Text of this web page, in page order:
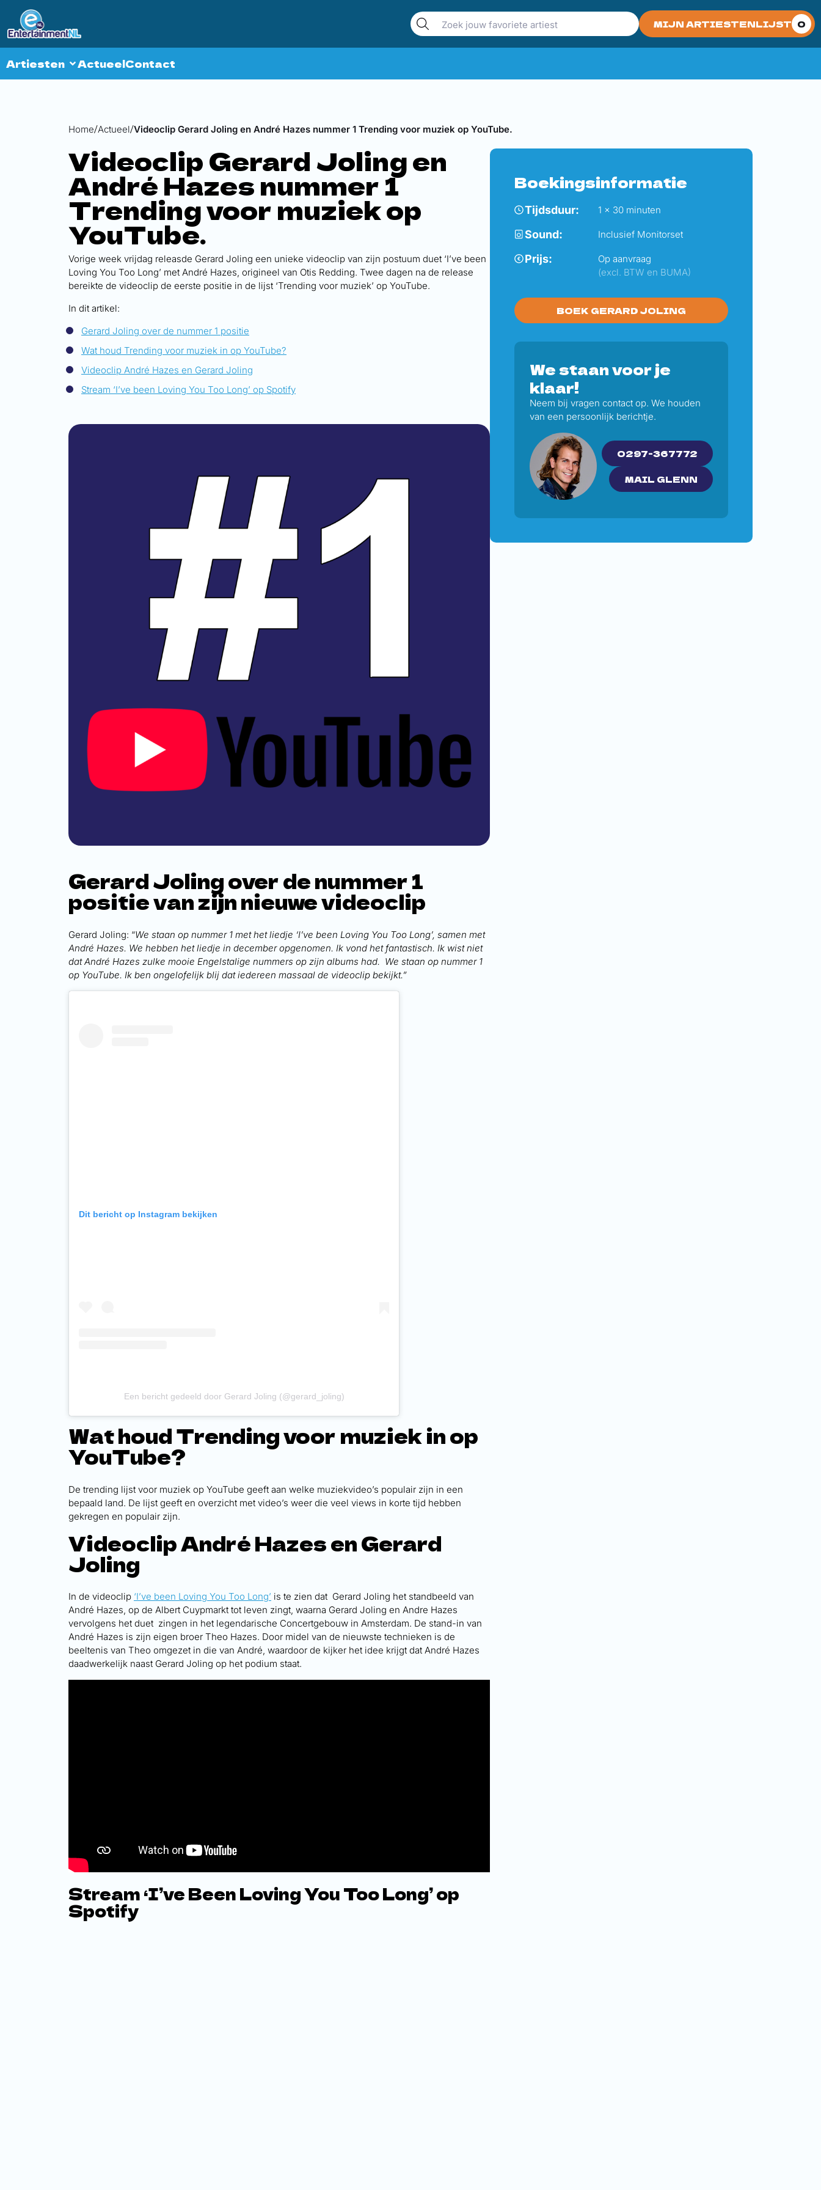
MIJN ARTIESTENLIJST 0
Artiesten ActueelContact
Home Actueel Videoclip Gerard Joling en André Hazes nummer 1 Trending voor muziek op YouTube.
Videoclip Gerard Joling en
André Hazes nummer 1
Trending voor muziek op
YouTube.
Vorige week vrijdag releasde Gerard Joling een unieke videoclip van zijn postuum duet ‘I’ve been
Loving You Too Long’ met André Hazes, origineel van Otis Redding. Twee dagen na de release
bereikte de videoclip de eerste positie in de lijst ‘Trending voor muziek’ op YouTube.
In dit artikel:
Gerard Joling over de nummer 1 positie
Wat houd Trending voor muziek in op YouTube?
Videoclip André Hazes en Gerard Joling
Stream ‘I’ve been Loving You Too Long’ op Spotify
Gerard Joling over de nummer 1
positie van zijn nieuwe videoclip
Gerard Joling: “We staan op nummer 1 met het liedje ‘I’ve been Loving You Too Long’, samen met
André Hazes. We hebben het liedje in december opgenomen. Ik vond het fantastisch. Ik wist niet
dat André Hazes zulke mooie Engelstalige nummers op zijn albums had. We staan op nummer 1
op YouTube. Ik ben ongelofelijk blij dat iedereen massaal de videoclip bekijkt.”
Dit bericht op Instagram bekijken
Een bericht gedeeld door Gerard Joling (@gerard_joling)
Wat houd Trending voor muziek in op
YouTube?
De trending lijst voor muziek op YouTube geeft aan welke muziekvideo’s populair zijn in een
bepaald land. De lijst geeft en overzicht met video’s weer die veel views in korte tijd hebben
gekregen en populair zijn.
Videoclip André Hazes en Gerard
Joling
In de videoclip ‘I’ve been Loving You Too Long’ is te zien dat Gerard Joling het standbeeld van
André Hazes, op de Albert Cuypmarkt tot leven zingt, waarna Gerard Joling en Andre Hazes
vervolgens het duet zingen in het legendarische Concertgebouw in Amsterdam. De stand-in van
André Hazes is zijn eigen broer Theo Hazes. Door midel van de nieuwste technieken is de
beeltenis van Theo omgezet in die van André, waardoor de kijker het idee krijgt dat André Hazes
daadwerkelijk naast Gerard Joling op het podium staat.
Stream ‘I’ve Been Loving You Too Long’ op
Spotify
Boekingsinformatie
Tijdsduur: 1 x 30 minuten
Sound: Inclusief Monitorset
Prijs:
Op aanvraag
(excl. BTW en BUMA)
GERARD JOLING
We staan voor je
klaar!
Neem bij vragen contact op. We houden
van een persoonlijk berichtje.
0297-367772
MAIL GLENN